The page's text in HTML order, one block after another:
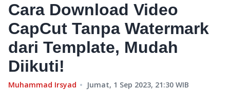
Cara Download Video
CapCut Tanpa Watermark
dari Template, Mudah
Diikuti!
Muhammad Irsyad Jumat, 1 Sep 2023, 21:30 WIB